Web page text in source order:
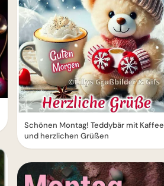
Schönen Montag! Teddybär mit Kaffee
und herzlichen Grüßen